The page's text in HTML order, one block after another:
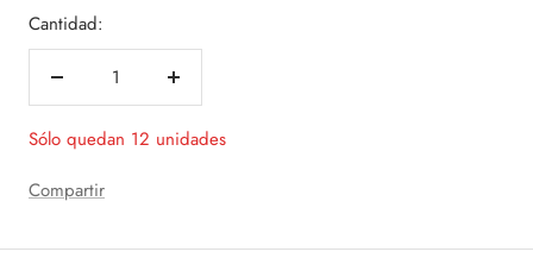
Cantidad:
Decrecer
Aumentar
Sólo quedan 12 unidades
Compartir